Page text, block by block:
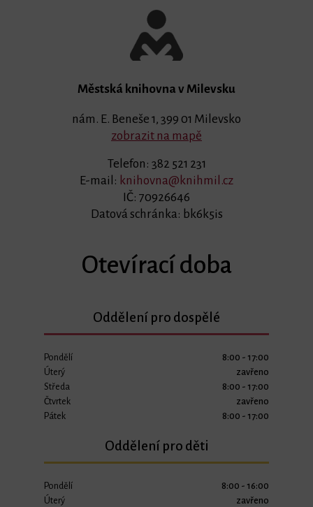
Městská knihovna v Milevsku
nám. E. Beneše 1, 399 01 Milevsko
zobrazit na mapě
Telefon: 382 521 231
E-mail: knihovna@knihmil.cz
IČ: 70926646
Datová schránka: bk6k5is
Otevírací doba
Oddělení pro dospělé
Pondělí
8:00 - 17:00
Úterý
zavřeno
Středa
8:00 - 17:00
Čtvrtek
zavřeno
Pátek
8:00 - 17:00
Oddělení pro děti
Pondělí
8:00 - 16:00
Úterý
zavřeno